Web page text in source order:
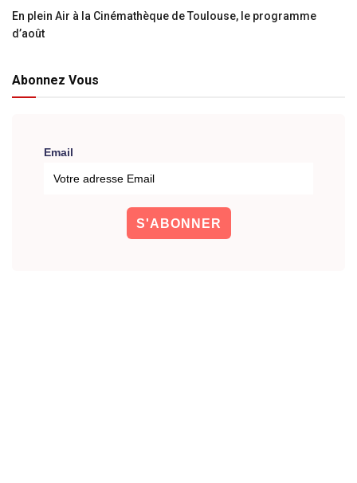
En plein Air à la Cinémathèque de Toulouse, le programme
d’août
Abonnez Vous
Email